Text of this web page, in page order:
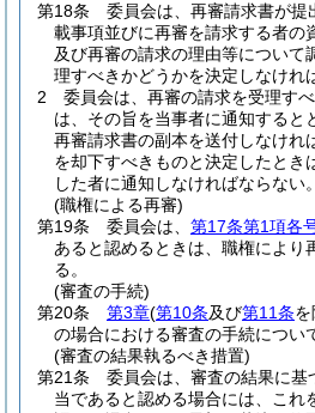
第18条
委員会は、再審請求書が
載事項並びに再審を請求する者の
及び再審の請求の理由等について
理すべきかどうかを決定しなけれ
2
委員会は、再審の請求を受理す
は、その旨を当事者に通知すると
再審請求書の副本を送付しなけれ
を却下すべきものと決定したとき
した者に通知しなければならない。
(職権による再審)
第19条
委員会は、 第17条第1項各
あると認めるときは、職権により
る。
(審査の手続)
第20条
第3章(第10条及び第11条
の場合における審査の手続につい
(審査の結果執るべき措置)
第21条
委員会は、審査の結果に基
当であると認める場合には、これ